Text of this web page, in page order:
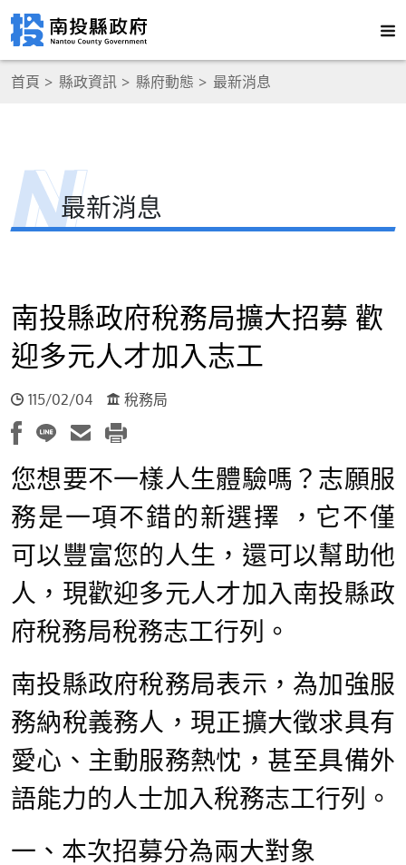
首頁 縣政資訊 縣府動態 最新消息
最新消息
南投縣政府稅務局擴大招募 歡
迎多元人才加入志工
115/02/04 稅務局
您想要不一樣人生體驗嗎？志願服
務是一項不錯的新選擇 ，它不僅
可以豐富您的人生，還可以幫助他
人，現歡迎多元人才加入南投縣政
府稅務局稅務志工行列。
南投縣政府稅務局表示，為加強服
務納稅義務人，現正擴大徵求具有
愛心、主動服務熱忱，甚至具備外
語能力的人士加入稅務志工行列。
一、本次招募分為兩大對象